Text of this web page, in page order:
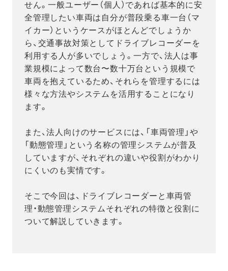
せん。一般ユーザー（個人）であれば基本的に安
全管理したい車両は自分が普段乗る車一台（マ
イカー）というケースがほとんどでしょうか
ら、交通事故対策としてドライブレコーダーを
利用する人が多いでしょう。一方で、法人は事
業規模によって数台〜数十万台という規模で
車両を抱えているため、それらを管理するには
様々な方法やシステムを活用することになり
ます。
また、法人向けのサービスには、「車両管理」や
「動態管理」という名称の管理システムが普及
していますが、それぞれの違いや役割がわかり
にくいのも実情です。
そこで今回は、ドライブレコーダーと車両管
理・動態管理システムそれぞれの特徴と役割に
ついて解説していきます。